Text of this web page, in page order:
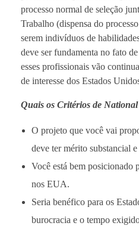
processo normal de seleção
Trabalho (dispensa do
serem indivíduos de
deve ser fundamenta no fato
esses profissionais vão
de interesse dos Estados
Quais os Critérios de
O projeto que você vai
deve ter mérito substancial
Você está bem posicionado
nos EUA.
Seria benéfico para os
burocracia e o tempo